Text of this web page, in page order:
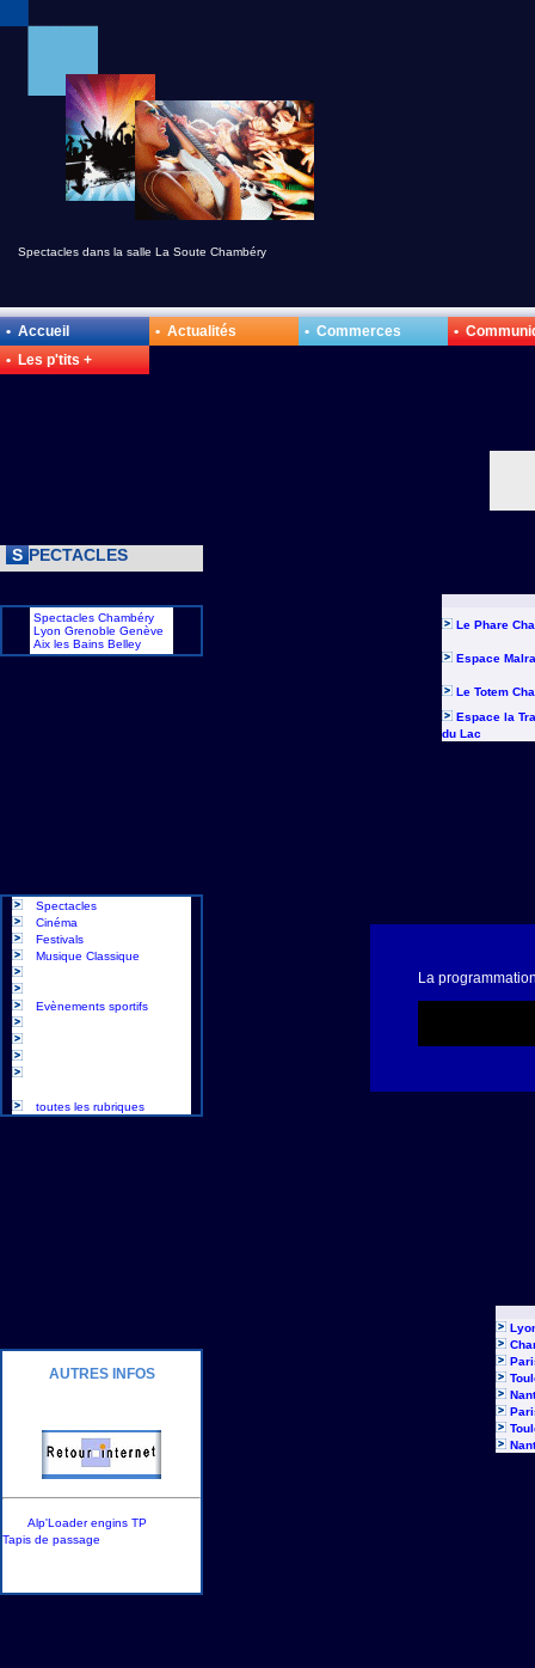
Spectacles dans la salle La Soute Chambéry
S PECTACLES
Spectacles Chambéry
Lyon Grenoble Genève
Aix les Bains Belley
Le Phare
Espace
Le Totem
Espace la
du Lac
Spectacles
Cinéma
Festivals
Musique Classique
Evènements sportifs
toutes les rubriques
AUTRES INFOS
Alp'Loader engins TP
Tapis de passage
La
• Accueil • Actualités • Commerces
•
• Les p'tits +